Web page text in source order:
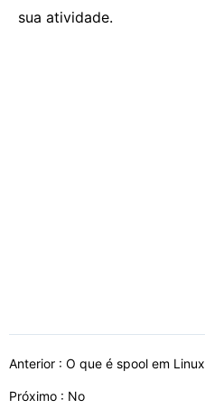
sua atividade.
Anterior : O que é spool em Linux
Próximo : No